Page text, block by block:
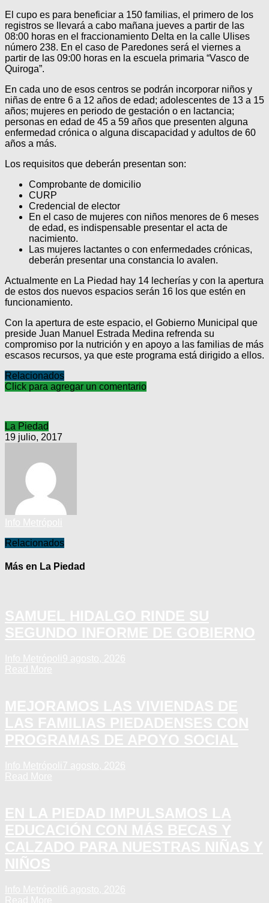
El cupo es para beneficiar a 150 familias, el primero de los
registros se llevará a cabo mañana jueves a partir de las
08:00 horas en el fraccionamiento Delta en la calle Ulises
número 238. En el caso de Paredones será el viernes a
partir de las 09:00 horas en la escuela primaria “Vasco de
Quiroga”.
En cada uno de esos centros se podrán incorporar niños y
niñas de entre 6 a 12 años de edad; adolescentes de 13 a 15
años; mujeres en periodo de gestación o en lactancia;
personas en edad de 45 a 59 años que presenten alguna
enfermedad crónica o alguna discapacidad y adultos de 60
años a más.
Los requisitos que deberán presentan son:
Comprobante de domicilio
CURP
Credencial de elector
En el caso de mujeres con niños menores de 6 meses
de edad, es indispensable presentar el acta de
nacimiento.
Las mujeres lactantes o con enfermedades crónicas,
deberán presentar una constancia lo avalen.
Actualmente en La Piedad hay 14 lecherías y con la apertura
de estos dos nuevos espacios serán 16 los que estén en
funcionamiento.
Con la apertura de este espacio, el Gobierno Municipal que
preside Juan Manuel Estrada Medina refrenda su
compromiso por la nutrición y en apoyo a las familias de más
escasos recursos, ya que este programa está dirigido a ellos.
Relacionados
Click para agregar un comentario
La Piedad
19 julio, 2017
Relacionados
Más en La Piedad